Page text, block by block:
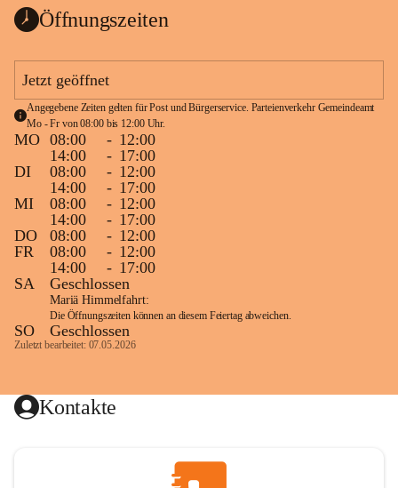
Öffnungszeiten
Jetzt geöffnet
Angegebene Zeiten gelten für Post und Bürgerservice. Parteienverkehr Gemeindeamt
Mo - Fr von 08:00 bis 12:00 Uhr.
MO 08:00 - 12:00
14:00
- 17:00
DI
08:00 - 12:00
14:00
- 17:00
MI
08:00 - 12:00
14:00
- 17:00
DO
08:00 - 12:00
FR
08:00 - 12:00
14:00
- 17:00
SA
Geschlossen
Mariä Himmelfahrt:
Die Öffnungszeiten können an diesem Feiertag abweichen.
SO Geschlossen
Zuletzt bearbeitet: 07.05.2026
Kontakte